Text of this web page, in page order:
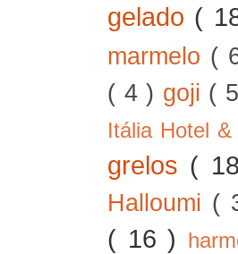
gelado (
marmelo (
( 4 ) goji (
Itália Hotel
grelos (
Halloumi (
( 16 )